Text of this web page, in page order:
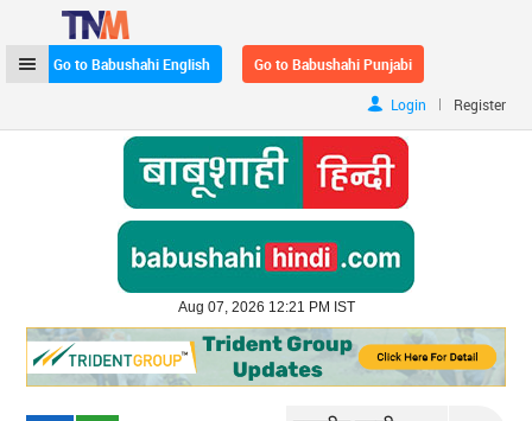
Go to Babushahi English Go to Babushahi Punjabi
Login | Register
Aug 07, 2026 12:21 PM IST